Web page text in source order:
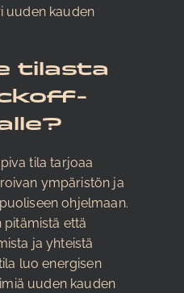
uuden kauden
tilasta
tila tarjoaa
ympäristön ja
ohjelmaan.
pitämistä että
ja yhteistä
luo energisen
uuden kauden